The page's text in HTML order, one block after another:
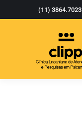
(11) 3864.7023